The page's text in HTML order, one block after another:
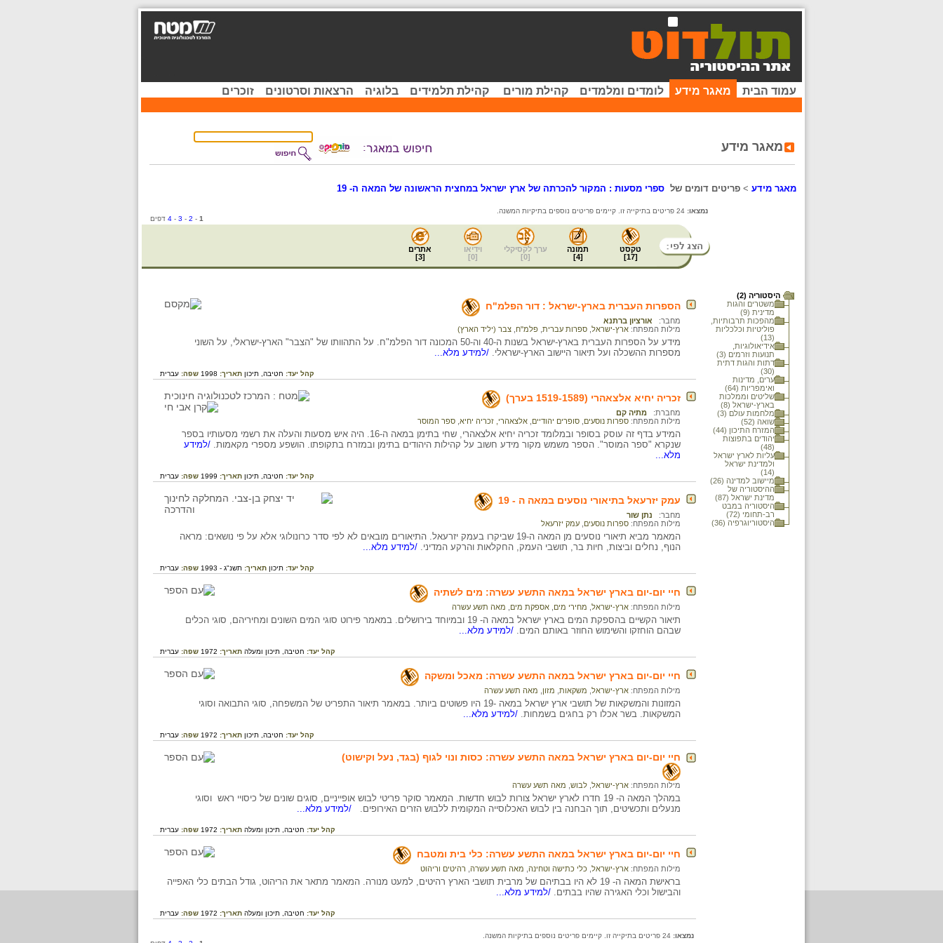
עמוד הבית מאגר מידע לומדים ומלמדים קהילת מורים קהילת תלמידים בלוגיה הרצאות וסרטונים זוכרים
מאגר מידע
מאגר מידע > פריטים דומים של ספרי מסעות : המקור להכרתה של ארץ ישראל במחצית הראשונה של המאה ה- 19
נמצאו:
1
-
2
-
3
-
4 דפים
טקסט
[
17
]
תמונה
[
4
]
ערך לקסיקלי
[
0
]
וידיאו
[
0
]
אתרים
[
3
]
היסטוריה (2)
משטרים והגות
מדינית (9)
מהפכות תרבותיות,
פוליטיות וכלכליות
(13)
אידיאולוגיות,
תנועות וזרמים (3)
דתות והגות דתית
(30)
ערים, מדינות
ואימפריות (64)
שליטים וממלכות
בארץ-ישראל (8)
מלחמות עולם (3)
שואה (52)
המזרח התיכון (44)
יהודים בתפוצות
(48)
עליות לארץ ישראל
ולמדינת ישראל
(14)
מיישוב למדינה (26)
ההיסטוריה של
מדינת ישראל (87)
היסטוריה במבט
רב-תחומי (72)
היסטוריוגרפיה (36)
הספרות העברית בארץ-ישראל : דור הפלמ"ח
מחבר:
אורציון ברתנא
מילות המפתח: ארץ-ישראל ספרות עברית פלמ"ח צבר (יליד הארץ)
מידע על הספרות העברית בארץ-ישראל בשנות ה-40 וה-50 המכונה דור הפלמ"ח. על התהוותו של "הצבר" הארץ-ישראלי, על השוני
מספרות ההשכלה ועל תיאור היישוב הארץ-ישראלי. /למידע מלא...
קהל יעד: חטיבה, תיכון תאריך: 1998 שפה: עברית
זכריה יחיא אלצאהרי (1519-1589 בערך)
מחברת:
מתיה קם
מילות המפתח: ספרות נוסעים סופרים יהודיים אלצאהרי, זכריה יחיא ספר המוסר
המידע בדף זה עוסק בסופר ובמלומד זכריה יחיא אלצאהרי, שחי בתימן במאה ה-16. היה איש מסעות והעלה את רשמי מסעותיו בספר
שנקרא "ספר המוסר". הספר משמש מקור מידע חשוב על קהילות היהודים בתימן ובמזרח בתקופתו. הושפע מספרי מקאמות. /למידע
מלא...
קהל יעד: חטיבה, תיכון תאריך: 1999 שפה: עברית
עמק יזרעאל בתיאורי נוסעים במאה ה - 19
מחבר:
נתן שור
מילות המפתח: ספרות נוסעים עמק יזרעאל
המאמר מביא תיאורי נוסעים מן המאה ה-19 שביקרו בעמק יזרעאל. התיאורים מובאים לא לפי סדר כרונולוגי אלא על פי נושאים: מראה
הנוף, נחלים וביצות, חיות בר, תושבי העמק, החקלאות והרקע המדיני. /למידע מלא...
קהל יעד: תיכון תאריך: תשנ"ג - 1993 שפה: עברית
חיי יום-יום בארץ ישראל במאה התשע עשרה: מים לשתיה
מילות המפתח: ארץ-ישראל מחירי מים אספקת מים מאה תשע עשרה
תיאור הקשיים בהספקת המים בארץ ישראל במאה ה- 19 ובמיוחד בירושלים. במאמר פירוט סוגי המים השונים ומחיריהם, סוגי הכלים
שבהם הוחזקו והשימוש החוזר באותם המים. /למידע מלא...
קהל יעד: חטיבה, תיכון ומעלה תאריך: 1972 שפה: עברית
חיי יום-יום בארץ ישראל במאה התשע עשרה: מאכל ומשקה
מילות המפתח: ארץ-ישראל משקאות מזון מאה תשע עשרה
המזונות והמשקאות של תושבי ארץ ישראל במאה -19 היו פשוטים ביותר. במאמר תיאור התפריט של המשפחה, סוגי התבואה וסוגי
המשקאות. בשר אכלו רק בחגים בשמחות. /למידע מלא...
קהל יעד: חטיבה, תיכון תאריך: 1972 שפה: עברית
חיי יום-יום בארץ ישראל במאה התשע עשרה: כסות ונוי לגוף (בגד, נעל וקישוט)
מילות המפתח: ארץ-ישראל לבוש מאה תשע עשרה
במהלך המאה ה- 19 חדרו לארץ ישראל צורות לבוש חדשות. המאמר סוקר פריטי לבוש אופייניים, סוגים שונים של כיסויי ראש וסוגי
מנעלים ותכשיטים, תוך הבחנה בין לבוש האכלוסייה המקומית ללבוש הזרים האירופים.
/למידע מלא...
קהל יעד: חטיבה, תיכון ומעלה תאריך: 1972 שפה: עברית
חיי יום-יום בארץ ישראל במאה התשע עשרה: כלי בית ומטבח
מילות המפתח: ארץ-ישראל כלי כתישה וטחינה מאה תשע עשרה רהיטים וריהוט
בראישת המאה ה- 19 לא היו בבתיהם של מרבית תושבי הארץ רהיטים, למעט מנורה. המאמר מתאר את הריהוט, גודל הבתים כלי האפייה
והבישול וכלי האגירה שהיו בבתים. /למידע מלא...
קהל יעד: חטיבה, תיכון ומעלה תאריך: 1972 שפה: עברית
נמצאו: